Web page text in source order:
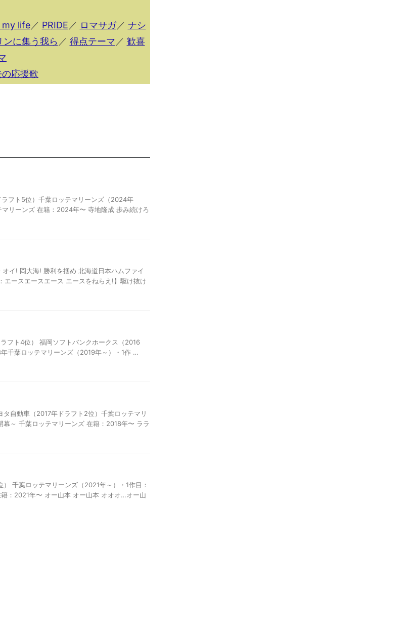
my life／ PRIDE／ ロマサガ／ ナシ
ンに集う我ら ／ 得点テーマ／ 歓喜
応援歌
フト5位）千葉ロッテマリーンズ（2024年
リーンズ 在籍：2024年〜 寺地隆成 歩み続けろ
イ! 岡大海! 勝利を掴め 北海道日本ハムファイ
エースエースエース エースをねらえ!】駆け抜け
フト4位） 福岡ソフトバンクホークス（2016
千葉ロッテマリーンズ（2019年～）・1作 …
自動車（2017年ドラフト2位）千葉ロッテマリ
～ 千葉ロッテマリーンズ 在籍：2018年〜 ララ
千葉ロッテマリーンズ（2021年～）・1作目：
：2021年〜 オー山本 オー山本 オオオ…オー山